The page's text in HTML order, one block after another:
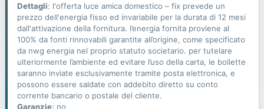
Dettagli: l'offerta luce amica domestico – fix prevede un
prezzo dell'energia fisso ed invariabile per la durata di 12 mesi
dall'attivazione della fornitura. l’energia fornita proviene al
100% da fonti rinnovabili garantite all’origine, come specificato
da nwg energia nel proprio statuto societario. per tutelare
ulteriormente l’ambiente ed evitare l’uso della carta, le bollette
saranno inviate esclusivamente tramite posta elettronica, e
possono essere saldate con addebito diretto su conto
corrente bancario o postale del cliente.
Garanzie: no